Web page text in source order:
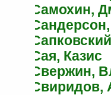
Самохин,
Сая, Казис
Свержин,
Свиридов,